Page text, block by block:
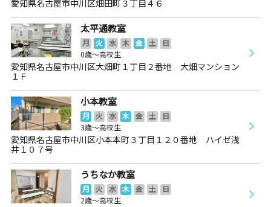
愛知県名古屋市中川区畑田町３丁目４６
太平通教室
月 火 水 木 金 土
日
0歳～高校生
愛知県名古屋市中川区大畑町１丁目２番地 大畑マンション
１Ｆ
小本教室
月 火 水 木 金 土
日
3歳～高校生
愛知県名古屋市中川区小本本町３丁目１２０番地 ハイゼ浅
井１０７号
うちなか教室
月 火 水 木 金 土
日
2歳～高校生